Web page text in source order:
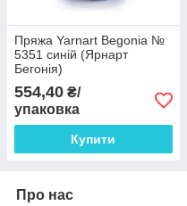
Пряжа Yarnart Begonia №
5351 синій (Ярнарт
Бегонія)
554,40 ₴/
упаковка
Купити
Про нас